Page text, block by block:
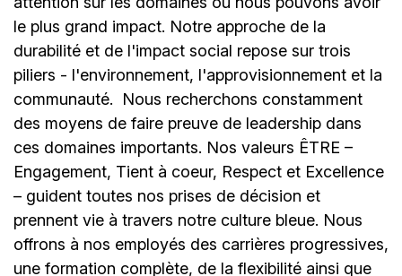
le plus grand impact. Notre approche de la
durabilité et de l'impact social repose sur trois
piliers - l'environnement, l'approvisionnement et la
communauté.
Nous recherchons constamment
des moyens de faire preuve de leadership dans
ces domaines importants. Nos valeurs ÊTRE –
Engagement, Tient à coeur, Respect et Excellence
– guident toutes nos prises de décision et
prennent vie à travers notre culture bleue. Nous
offrons à nos employés des carrières progressives,
une formation complète, de la flexibilité ainsi que